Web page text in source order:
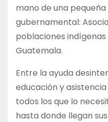
mano de una
gubernamental:
poblaciones
Guatemala.
Entre la ayuda
educación y
todos los que lo
hasta donde llegan